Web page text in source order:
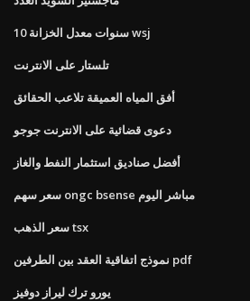
10 سنوات معدل الخزانة wsj
تلستار على الانترنت
أفق المياه العميقة تلاعب الحقائق
دعوى قضائية على الانترنت جوجو
أفضل صناديق استثمار النفط والغاز
سعر سهم ongc bsense مباشر اليوم
سعر الذهب tsx
نموذج اتفاقية العقد بين الطرفين pdf
يورو ترك ليراز دوفيز